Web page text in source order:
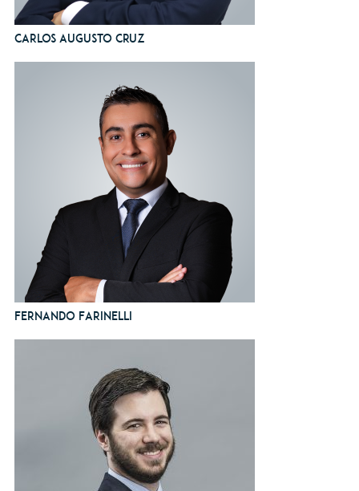
Carlos Augusto Cruz
Fernando Farinelli